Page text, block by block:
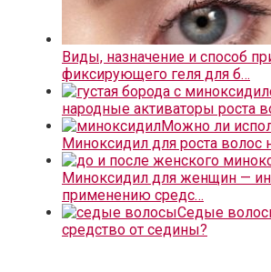
Виды, назначение и способ
фиксирующего геля для б…
народные активаторы роста
Можно ли
Миноксидил для роста волос
Миноксидил для женщин —
применению средс…
Седые
средство от седины?